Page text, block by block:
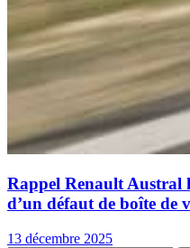
Rappel Renault Austral
d’un défaut de boîte de
13 décembre 2025